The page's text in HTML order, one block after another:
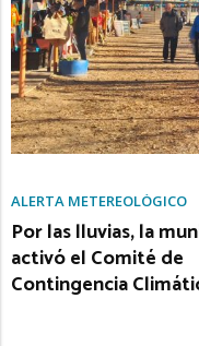
ALERTA METEREOLÓGICO
Por las lluvias, la
activó el Comité de
Contingencia